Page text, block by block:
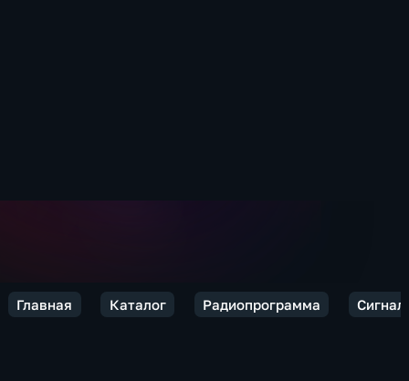
Главная Каталог Радиопрограмма